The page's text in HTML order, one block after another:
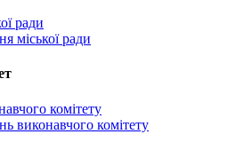
ради
міської ради
комітету
виконавчого комітету